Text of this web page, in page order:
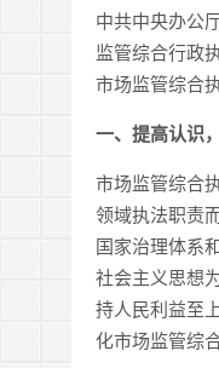
中共中央办公
监管综合行政
市场监管综合
一、提高认识
市场监管综合
领域执法职责
国家治理体系
社会主义思想
持人民利益至
化市场监管综